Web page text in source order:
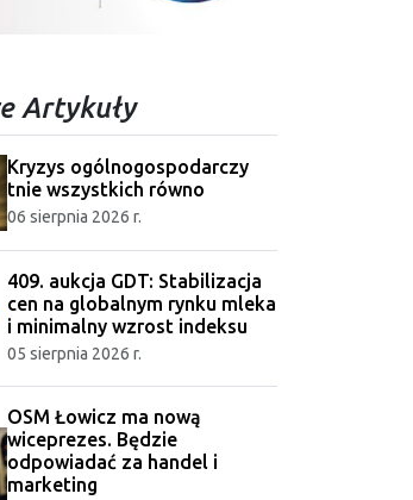
Artykuły
Kryzys ogólnogospodarczy
tnie wszystkich równo
06 sierpnia 2026 r.
409. aukcja GDT: Stabilizacja
cen na globalnym rynku mleka
i minimalny wzrost indeksu
05 sierpnia 2026 r.
OSM Łowicz ma nową
wiceprezes. Będzie
odpowiadać za handel i
marketing